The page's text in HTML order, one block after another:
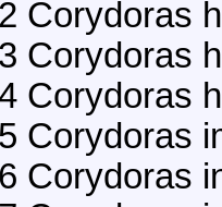
Corydoras
Corydoras
Corydoras
Corydoras
Corydoras